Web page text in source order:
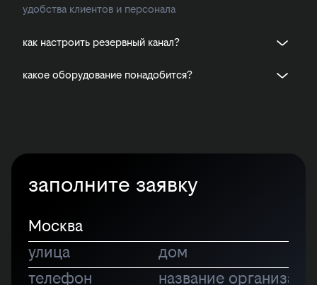
удобства клиентов и персонала
как настроить резервный канал?
какое оборудование понадобится?
заполните заявку